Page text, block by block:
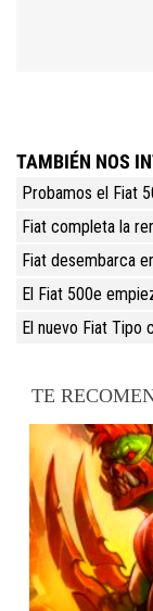
TAMBIÉN NOS
Probamos el Fiat
Fiat completa la
Fiat desembarca
El Fiat 500e
El nuevo Fiat Tipo
TE